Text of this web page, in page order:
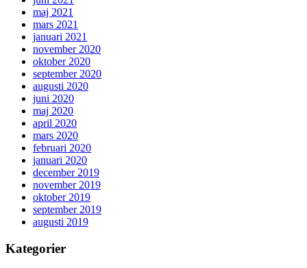
maj 2021
mars 2021
januari 2021
november 2020
oktober 2020
september 2020
augusti 2020
juni 2020
maj 2020
april 2020
mars 2020
februari 2020
januari 2020
december 2019
november 2019
oktober 2019
september 2019
augusti 2019
Kategorier